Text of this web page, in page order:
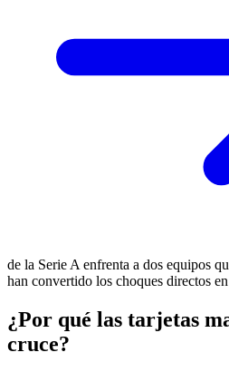
de la Serie A enfrenta a dos equipos
han convertido los choques directos
¿Por qué las tarjetas
cruce?